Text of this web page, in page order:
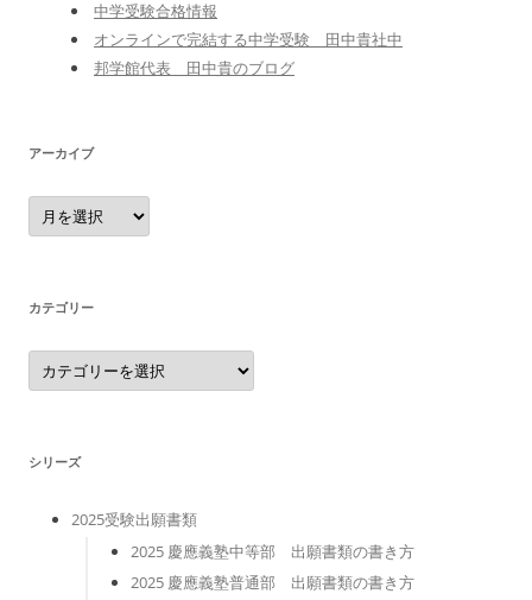
中学受験合格情報
オンラインで完結する中学受験 田中貴社中
邦学館代表 田中貴のブログ
アーカイブ
ア
ー
カ
カテゴリー
カ
テ
ゴ
シリーズ
2025受験出願書類
2025 慶應義塾中等部 出願書類の書き方
2025 慶應義塾普通部 出願書類の書き方